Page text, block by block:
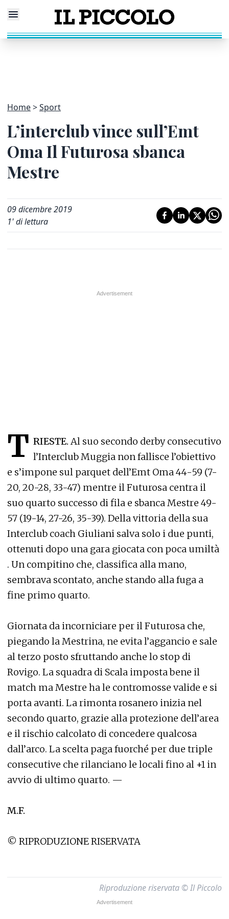
Home Sport
L’interclub vince sull’Emt
Oma Il Futurosa sbanca
Mestre
09 dicembre 2019
1' di lettura
T RIESTE. Al suo secondo derby consecutivo
l’Interclub Muggia non fallisce l’obiettivo
e s’impone sul parquet dell’Emt Oma 44-59 (7-
20, 20-28, 33-47) mentre il Futurosa centra il
suo quarto successo di fila e sbanca Mestre 49-
57 (19-14, 27-26, 35-39). Della vittoria della sua
Interclub coach Giuliani salva solo i due punti,
ottenuti dopo una gara giocata con poca umiltà
. Un compitino che, classifica alla mano,
sembrava scontato, anche stando alla fuga a
fine primo quarto.
Giornata da incorniciare per il Futurosa che,
piegando la Mestrina, ne evita l’aggancio e sale
al terzo posto sfruttando anche lo stop di
Rovigo. La squadra di Scala imposta bene il
match ma Mestre ha le contromosse valide e si
porta avanti. La rimonta rosanero inizia nel
secondo quarto, grazie alla protezione dell’area
e il rischio calcolato di concedere qualcosa
dall’arco. La scelta paga fuorché per due triple
consecutive che rilanciano le locali fino al +1 in
avvio di ultimo quarto. —
M.F.
© RIPRODUZIONE RISERVATA
Riproduzione riservata © Il Piccolo